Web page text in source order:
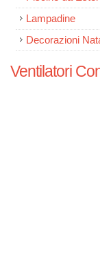
Lampadine
Decorazioni
Ventilatori